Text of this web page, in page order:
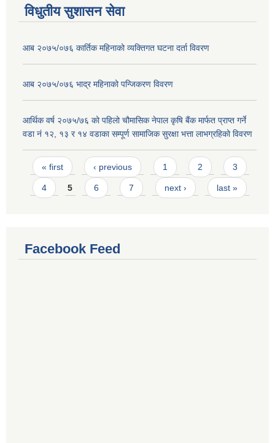
विधुतीय सुशासन सेवा
आब २०७५/०७६ कार्तिक महिनाको व्यक्तिगत घटना दर्ता विवरण
आब २०७५/०७६ भाद्र महिनाको पन्जिकरण विवरण
आर्थिक वर्ष २०७५/७६ को पहिलो चौमासिक नेपाल कृषि बैंक मार्फत प्राप्त गर्ने
वडा नं १२, १३ र १४ वडाका सम्पूर्ण सामाजिक सुरक्षा भत्ता लाभग्रहिको विवरण
Pages
« first ‹ previous 1 2 3
4 5 6 7 next › last »
Facebook Feed